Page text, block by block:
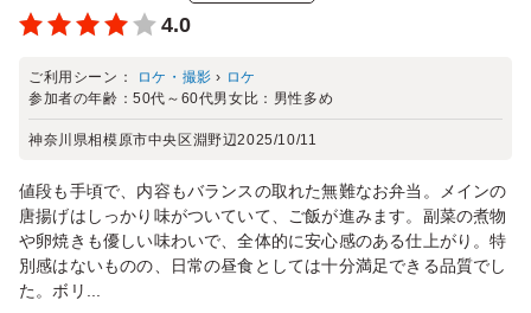
4.0
ご利用シーン： ロケ・撮影 › ロケ
参加者の年齢：50代～60代男女比： 男性多め
神奈川県相模原市中央区淵野辺2025/10/11
値段も手頃で、内容もバランスの取れた無難なお弁当。メインの
唐揚げはしっかり味がついていて、ご飯が進みます。副菜の煮物
や卵焼きも優しい味わいで、全体的に安心感のある仕上がり。特
別感はないものの、日常の昼食としては十分満足できる品質でし
た。ボリ...